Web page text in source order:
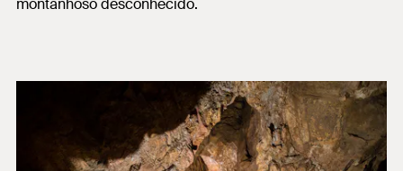
montanhoso desconhecido.